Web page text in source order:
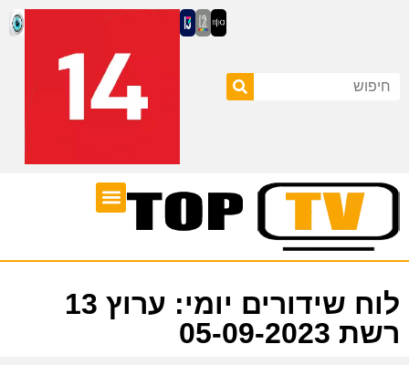
לוח שידורים יומי: ערוץ 13
רשת 05-09-2023